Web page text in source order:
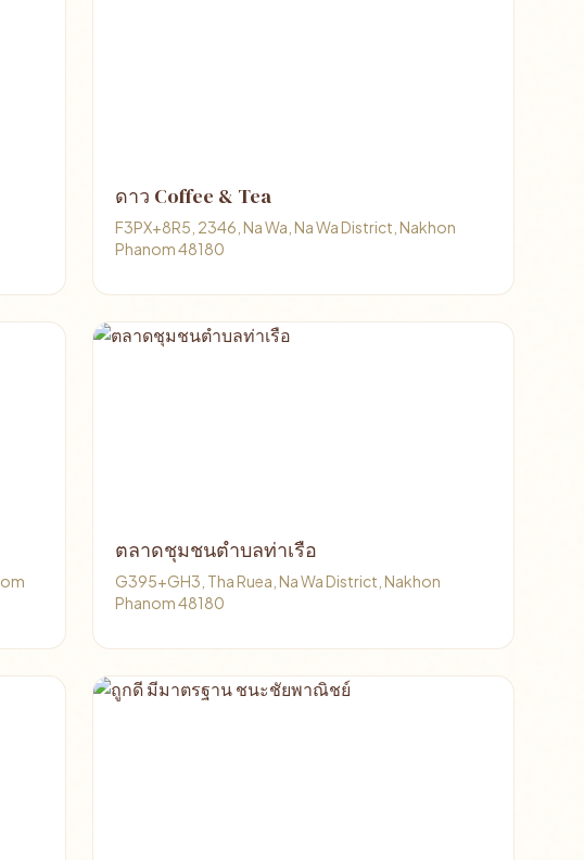
ดาว Coffee & Tea
F3PX+8R5, 2346, Na Wa, Na Wa District, Nakhon
Phanom 48180
ตลาดชุมชนตำบลท่าเรือ
G395+GH3, Tha Ruea, Na Wa District, Nakhon
Phanom 48180